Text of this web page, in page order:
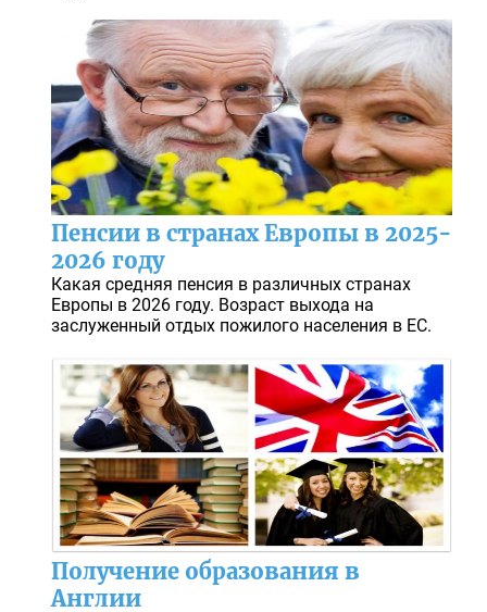
Пенсии в странах Европы в 2025-
2026 году
Какая средняя пенсия в различных странах
Европы в 2026 году. Возраст выхода на
заслуженный отдых пожилого населения в ЕС.
Получение образования в
Англии